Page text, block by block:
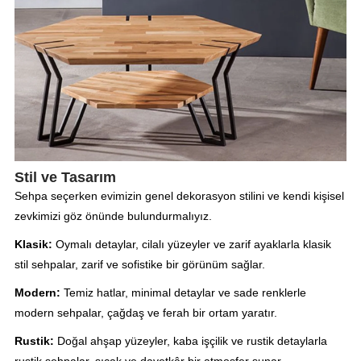
Stil ve Tasarım
Sehpa seçerken evimizin genel dekorasyon stilini ve kendi kişisel
zevkimizi göz önünde bulundurmalıyız.
Klasik: Oymalı detaylar, cilalı yüzeyler ve zarif ayaklarla klasik
stil sehpalar, zarif ve sofistike bir görünüm sağlar.
Modern: Temiz hatlar, minimal detaylar ve sade renklerle
modern sehpalar, çağdaş ve ferah bir ortam yaratır.
Rustik: Doğal ahşap yüzeyler, kaba işçilik ve rustik detaylarla